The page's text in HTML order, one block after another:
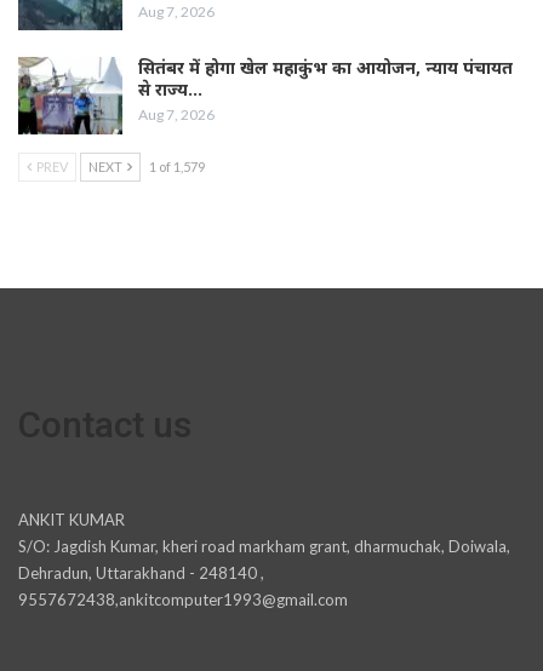
Aug 7, 2026
सितंबर में होगा खेल महाकुंभ का आयोजन, न्याय पंचायत
से राज्य…
Aug 7, 2026
PREV NEXT 1 of 1,579
ANKIT KUMAR
S/O: Jagdish Kumar, kheri road markham grant, dharmuchak, Doiwala,
Dehradun, Uttarakhand - 248140 ,
9557672438,ankitcomputer1993@gmail.com